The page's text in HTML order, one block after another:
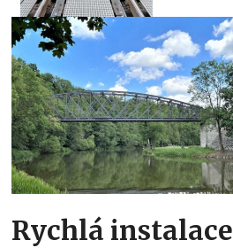
Rychlá instalace